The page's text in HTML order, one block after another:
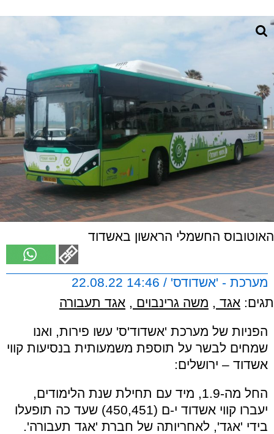
האוטובוס החשמלי הראשון באשדוד
מערכת - 'אשדודס' / 14:46 22.08.22
תגים: אגד , משה גרינבוים , אגד תעבורה
הפניות של מערכת 'אשדוד'ס' עשו פירות, ואנו
שמחים לבשר על תוספת משמעותית בנסיעות קווי
אשדוד – ירושלים:
החל מה-1.9, מיד עם תחילת שנת הלימודים,
יעברו קווי אשדוד י-ם (450,451) שעד כה תופעלו
בידי 'אגד', לאחריותה של חברת 'אגד תעבורה'.